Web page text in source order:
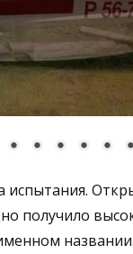
получило